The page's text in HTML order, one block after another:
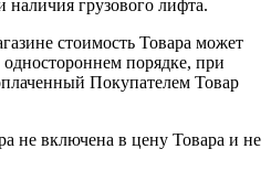
наличия грузового лифта.
стоимость Товара может
порядке, при
Покупателем Товар
не включена в цену Товара и не